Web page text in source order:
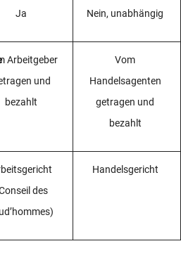
Ja Nein, unabhängig
Arbeitgeber
und
bezahlt
Vom
Handelsagenten
getragen und
bezahlt
des
Handelsgericht